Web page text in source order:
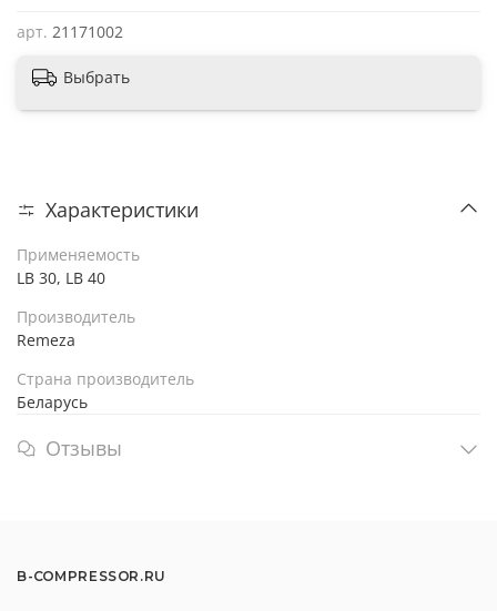
арт. 21171002
Выбрать
Характеристики
Применяемость
LB 30, LB 40
Производитель
Remeza
Страна производитель
Беларусь
Отзывы
B-COMPRESSOR.RU